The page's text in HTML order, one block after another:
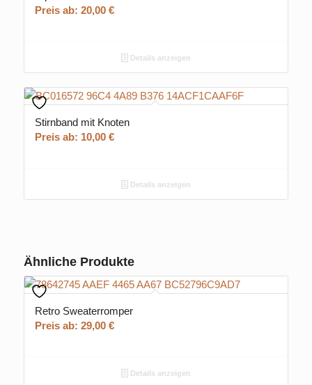
Preis ab: 20,00 €
Details anzeigen
Stirnband mit Knoten
Preis ab: 10,00 €
Details anzeigen
Ähnliche Produkte
Retro Sweaterromper
Preis ab: 29,00 €
Details anzeigen